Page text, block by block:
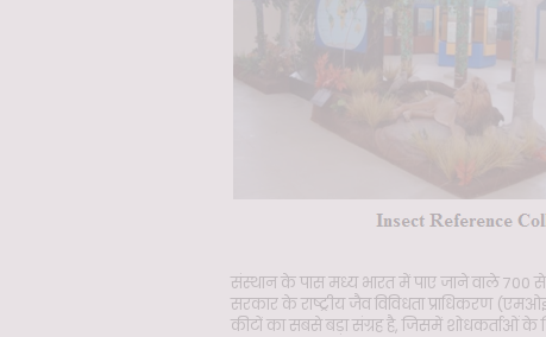
संस्थान के पास मध्य भारत में पाए जाने वाले 700 से
सरकार के राष्ट्रीय जैव विविधता प्राधिकरण
कीटों का सबसे बड़ा संग्रह है, जिसमें शोधकर्ताओं